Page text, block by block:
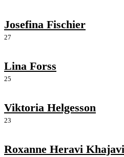
Josefina Fischier
27
Lina Forss
25
Viktoria Helgesson
23
Roxanne Heravi Khajavi